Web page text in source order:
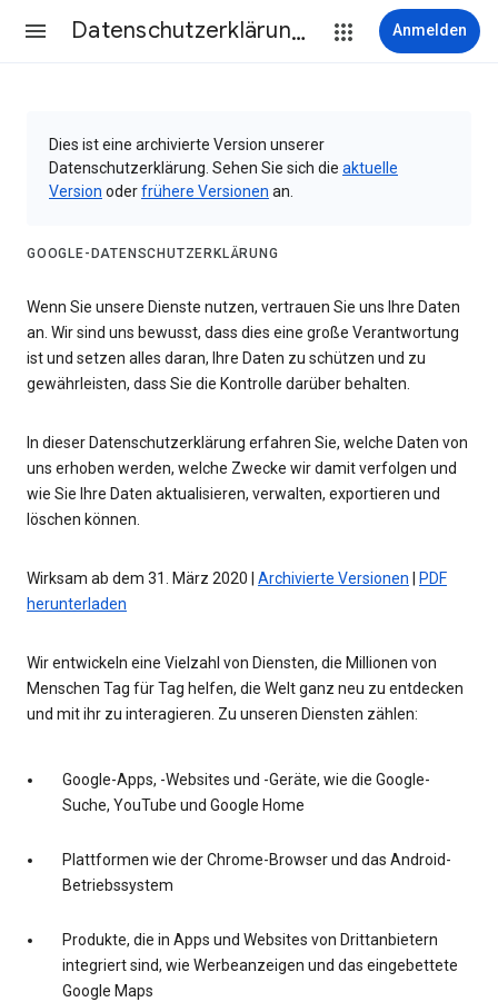
Datenschutzerklärung & Nutzungsbedingungen Anmelden
Dies ist eine archivierte Version unserer
Datenschutzerklärung. Sehen Sie sich die aktuelle
Version oderfrühere Versionen an.
GOOGLE-DATENSCHUTZERKLÄRUNG
Wenn Sie unsere Dienste nutzen, vertrauen Sie uns Ihre Daten
an. Wir sind uns bewusst, dass dies eine große Verantwortung
ist und setzen alles daran, Ihre Daten zu schützen und zu
gewährleisten, dass Sie die Kontrolle darüber behalten.
In dieser Datenschutzerklärung erfahren Sie, welche Daten von
uns erhoben werden, welche Zwecke wir damit verfolgen und
wie Sie Ihre Daten aktualisieren, verwalten, exportieren und
löschen können.
Wirksam ab dem 31. März 2020 | Archivierte Versionen
PDF
herunterladen
Wir entwickeln eine Vielzahl von Diensten, die Millionen von
Menschen Tag für Tag helfen, die Welt ganz neu zu entdecken
und mit ihr zu interagieren. Zu unseren Diensten zählen:
Google-Apps, -Websites und -Geräte, wie die Google-
Suche, YouTube und Google Home
Plattformen wie der Chrome-Browser und das Android-
Betriebssystem
Produkte, die in Apps und Websites von Drittanbietern
integriert sind, wie Werbeanzeigen und das eingebettete
Google Maps